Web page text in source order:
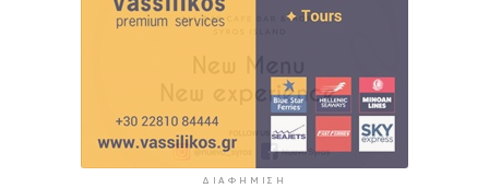
ΔΙΑΦΉΜΙΣΗ